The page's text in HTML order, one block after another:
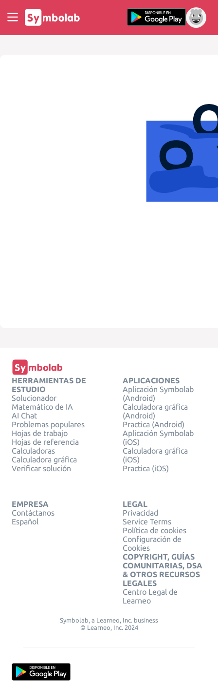
HERRAMIENTAS DE
ESTUDIO
Solucionador
Matemático de IA
AI Chat
Problemas populares
Hojas de trabajo
Hojas de referencia
Calculadoras
Calculadora gráfica
Verificar solución
APLICACIONES
Aplicación Symbolab
(Android)
Calculadora gráfica
(Android)
Practica (Android)
Aplicación Symbolab
(iOS)
Calculadora gráfica
(iOS)
Practica (iOS)
EMPRESA
Contáctanos
Español
LEGAL
Privacidad
Service Terms
Política de cookies
Configuración de
Cookies
COPYRIGHT, GUÍAS
COMUNITARIAS, DSA
& OTROS RECURSOS
LEGALES
Centro Legal de
Learneo
Symbolab, a Learneo, Inc. business
© Learneo, Inc. 2024